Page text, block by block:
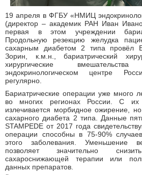
19 апреля в ФГБУ «НМИЦ
(директор – академик РАН Иван
первая в этом учреждении
Продольную резекцию желудка
сахарным диабетом 2 типа провёл
Зорин, к.м.н., бариатрический
хирургические
эндокринологическом центре
регулярно.
Бариатрические операции уже много
во многих регионах России. С
излечивается морбидное ожирение,
сахарного диабета 2 типа. Данные
STAMPEDE от 2017 года
операции способны в 75-90%
этого заболевания. Уменьшение
позволяет значительно
сахароснижающей терапии или
данных препаратов.